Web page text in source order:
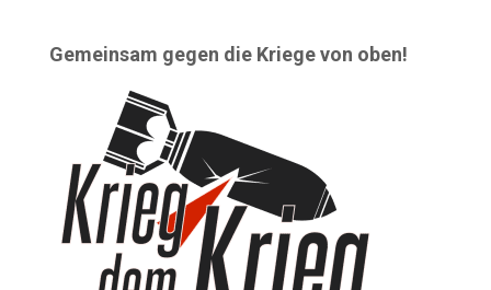
Gemeinsam gegen die Kriege von oben!